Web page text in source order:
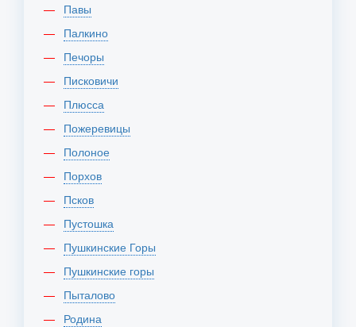
Павы
Палкино
Печоры
Писковичи
Плюсса
Пожеревицы
Полоное
Порхов
Псков
Пустошка
Пушкинские Горы
Пушкинские горы
Пыталово
Родина